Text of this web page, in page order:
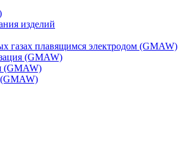
изделий
газах плавящимся электродом (GMAW)
(GMAW)
(GMAW)